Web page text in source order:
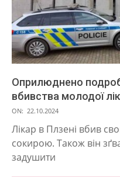
Оприлюднено
вбивства молодої
2024-
10-
ON: 22.10.2024
Лікар в Плзені вбив
сокирою. Також він
задушити